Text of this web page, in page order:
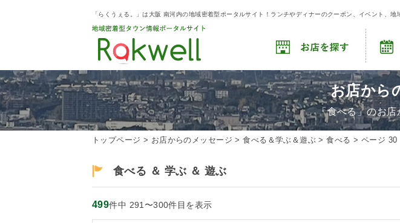
「らくうぇる。」は大阪 南河内の地域密着型ポータルサイト！ランチやディナーのクーポン、イベント、地
お店から
「食べる」のお
トップページ > お店からのメッセージ >食べる＆学ぶ＆遊ぶ >食べる > ページ 30
食べる ＆ 学ぶ ＆ 遊ぶ
499件中 291〜300件目を表示